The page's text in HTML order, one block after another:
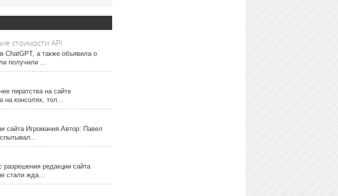
стоимости API
ChatGPT, а также объявила о
получили ...
пиратства на сайте
на консолях, тол...
сайта Игромания.Автор: Павел
редакции сайта
стали жда...